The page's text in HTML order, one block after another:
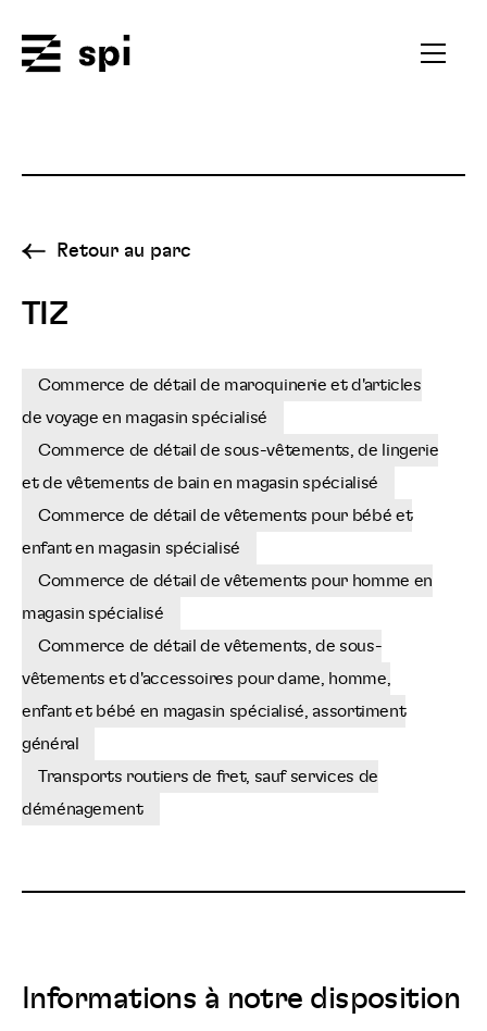
Ouvrir
Retour au parc
TIZ
Commerce de détail de maroquinerie et d'articles
de voyage en magasin spécialisé
Commerce de détail de sous-vêtements, de lingerie
et de vêtements de bain en magasin spécialisé
Commerce de détail de vêtements pour bébé et
enfant en magasin spécialisé
Commerce de détail de vêtements pour homme en
magasin spécialisé
Commerce de détail de vêtements, de sous-
vêtements et d'accessoires pour dame, homme,
enfant et bébé en magasin spécialisé, assortiment
général
Transports routiers de fret, sauf services de
déménagement
Informations à notre disposition